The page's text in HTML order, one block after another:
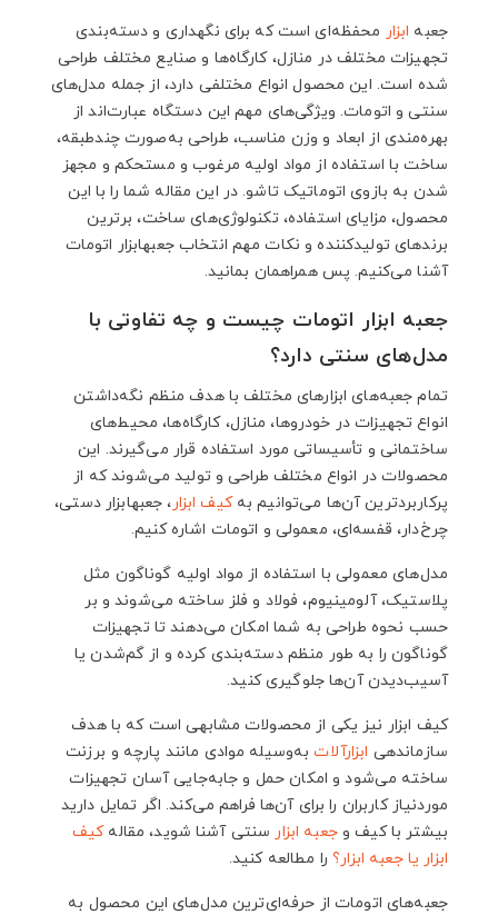
2.8. استفاده از تسمه‌ها و پرچ‌های مقاوم
2.9. معیارهای مهم در انتخاب جعبه ابزار اتومات
2.11. میزان مقاومت محصول را در نظر بگیرید
2.12. اندازه و وزن محصول را بررسی کنید
2.14. مقایسه برندها و تکنولوژی‌های رایج در جعبه
ابزارهای اتومات
2.17. کنزاکس
2.17.1. سخن پایانی
جعبه ابزار محفظه‌ای است که برای نگهداری و دسته‌بندی
تجهیزات مختلف در منازل، کارگاه‌ها و صنایع مختلف طراحی
شده است. این محصول انواع مختلفی دارد، از جمله مدل‌های
سنتی و اتومات. ویژگی‌های مهم این دستگاه عبارت‌اند از
بهره‌مندی از ابعاد و وزن مناسب، طراحی به‌صورت چندطبقه،
ساخت با استفاده از مواد اولیه مرغوب و مستحکم و مجهز
شدن به بازوی اتوماتیک تاشو. در این مقاله شما را با این
محصول، مزایای استفاده، تکنولوژی‌های ساخت، برترین
برندهای تولیدکننده و نکات مهم انتخاب جعبهابزار اتومات
آشنا می‌کنیم. پس همراهمان بمانید.
جعبه ابزار اتومات چیست و چه تفاوتی با
مدل‌های سنتی دارد؟
تمام جعبه‌های ابزارهای مختلف با هدف منظم نگه‌داشتن
انواع تجهیزات در خودروها، منازل، کارگاه‌ها، محیط‌های
ساختمانی و تأسیساتی مورد استفاده قرار می‌گیرند. این
محصولات در انواع مختلف طراحی و تولید می‌شوند که از
پرکاربردترین آن‌ها می‌توانیم بهکیف ابزار، جعبهابزار دستی،
چرخ‌دار، قفسه‌ای، معمولی و اتومات اشاره کنیم.
مدل‌های معمولی با استفاده از مواد اولیه گوناگون مثل
پلاستیک، آلومینیوم، فولاد و فلز ساخته می‌شوند و بر
حسب نحوه طراحی به شما امکان می‌دهند تا تجهیزات
گوناگون را به طور منظم دسته‌بندی کرده و از گم‌شدن یا
آسیب‌دیدن آن‌ها جلوگیری کنید.
کیف ابزار نیز یکی از محصولات مشابهی است که با هدف
سازماندهی ابزارآلاتبه‌وسیله موادی مانند پارچه و برزنت
ساخته می‌شود و امکان حمل و جابه‌جایی آسان تجهیزات
موردنیاز کاربران را برای آن‌ها فراهم می‌کند. اگر تمایل دارید
بیشتر با کیف وجعبه ابزار سنتی آشنا شوید، مقالهکیف
ابزار یا جعبه ابزار؟را مطالعه کنید.
جعبه‌های اتومات از حرفه‌ای‌ترین مدل‌های این محصول به